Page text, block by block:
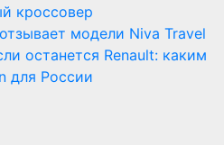
кроссовер
модели Niva Travel
останется Renault: каким
для России